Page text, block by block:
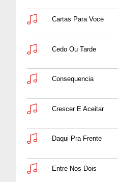
Cartas Para Voce
Cedo Ou Tarde
Consequencia
Crescer E Aceitar
Daqui Pra Frente
Entre Nos Dois